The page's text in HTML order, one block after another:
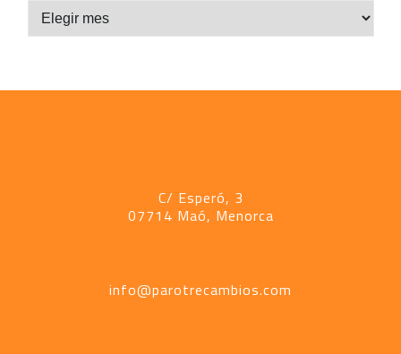
Noticias
C/ Esperó, 3
07714 Maó, Menorca
info@parotrecambios.com